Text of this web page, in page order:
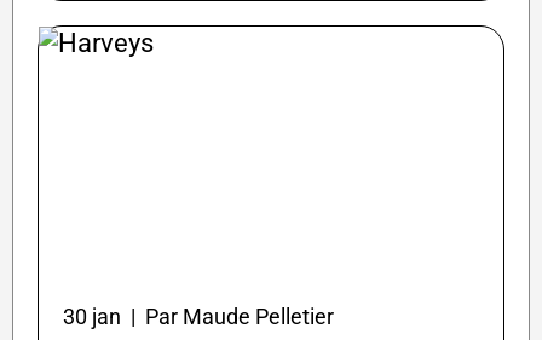
30 jan | Par Maude Pelletier